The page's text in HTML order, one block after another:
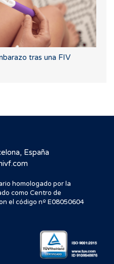
tras una FIV
España
homologado por la
como Centro de
el código nº E08050604